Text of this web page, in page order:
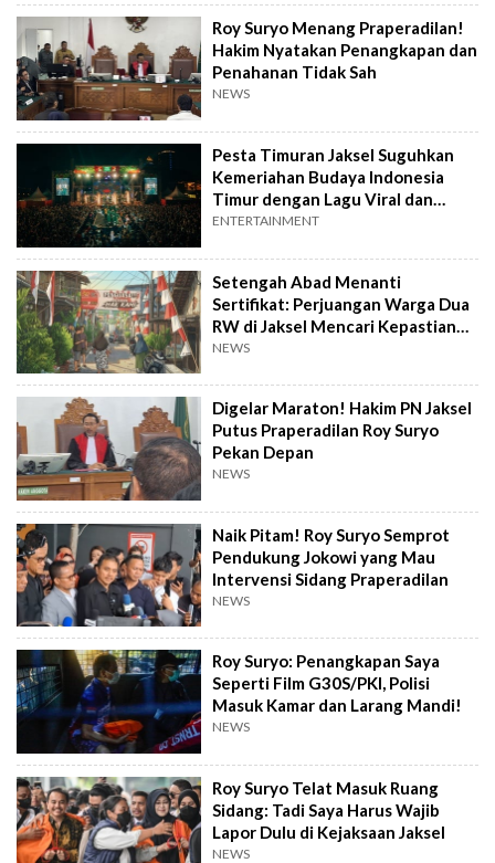
Roy Suryo Menang Praperadilan!
Hakim Nyatakan Penangkapan dan
Penahanan Tidak Sah
NEWS
Pesta Timuran Jaksel Suguhkan
Kemeriahan Budaya Indonesia
Timur dengan Lagu Viral dan
Joget Maumere
ENTERTAINMENT
Setengah Abad Menanti
Sertifikat: Perjuangan Warga Dua
RW di Jaksel Mencari Kepastian
Hak Tanah
NEWS
Digelar Maraton! Hakim PN Jaksel
Putus Praperadilan Roy Suryo
Pekan Depan
NEWS
Naik Pitam! Roy Suryo Semprot
Pendukung Jokowi yang Mau
Intervensi Sidang Praperadilan
NEWS
Roy Suryo: Penangkapan Saya
Seperti Film G30S/PKI, Polisi
Masuk Kamar dan Larang Mandi!
NEWS
Roy Suryo Telat Masuk Ruang
Sidang: Tadi Saya Harus Wajib
Lapor Dulu di Kejaksaan Jaksel
NEWS